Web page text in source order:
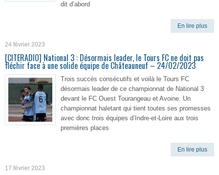
dit d’abord
En lire plus
24 février 2023
[CITERADIO] National 3 : Désormais leader, le Tours FC ne doit pas
fléchir face à une solide équipe de Châteauneuf – 24/02/2023
Trois succès consécutifs et voilà le Tours FC
désormais leader de ce championnat de National 3
devant le FC Ouest Tourangeau et Avoine. Un
championnat haletant qui tient toutes ses promesses
avec donc trois équipes d’Indre-et-Loire aux trois
premières places
En lire plus
17 février 2023